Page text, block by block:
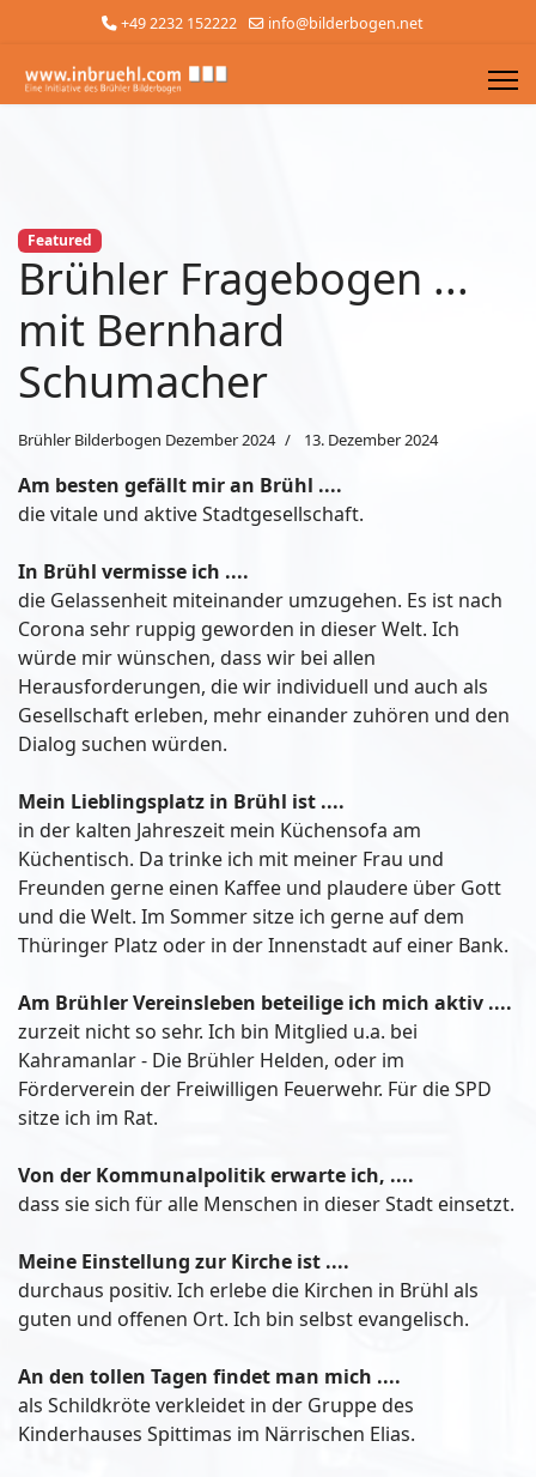
+49 2232 152222 info@bilderbogen.net
Featured
Brühler Fragebogen ...
mit Bernhard
Schumacher
Brühler Bilderbogen Dezember 2024 13. Dezember 2024
Am besten gefällt mir an Brühl ....
die vitale und aktive Stadtgesellschaft.
In Brühl vermisse ich ....
die Gelassenheit miteinander umzugehen. Es ist nach
Corona sehr ruppig geworden in dieser Welt. Ich
würde mir wünschen, dass wir bei allen
Herausforderungen, die wir individuell und auch als
Gesellschaft erleben, mehr einander zuhören und den
Dialog suchen würden.
Mein Lieblingsplatz in Brühl ist ....
in der kalten Jahreszeit mein Küchensofa am
Küchentisch. Da trinke ich mit meiner Frau und
Freunden gerne einen Kaffee und plaudere über Gott
und die Welt. Im Sommer sitze ich gerne auf dem
Thüringer Platz oder in der Innenstadt auf einer Bank.
Am Brühler Vereinsleben beteilige ich mich aktiv ....
zurzeit nicht so sehr. Ich bin Mitglied u.a. bei
Kahramanlar - Die Brühler Helden, oder im
Förderverein der Freiwilligen Feuerwehr. Für die SPD
sitze ich im Rat.
Von der Kommunalpolitik erwarte ich, ....
dass sie sich für alle Menschen in dieser Stadt einsetzt.
Meine Einstellung zur Kirche ist ....
durchaus positiv. Ich erlebe die Kirchen in Brühl als
guten und offenen Ort. Ich bin selbst evangelisch.
An den tollen Tagen findet man mich ....
als Schildkröte verkleidet in der Gruppe des
Kinderhauses Spittimas im Närrischen Elias.